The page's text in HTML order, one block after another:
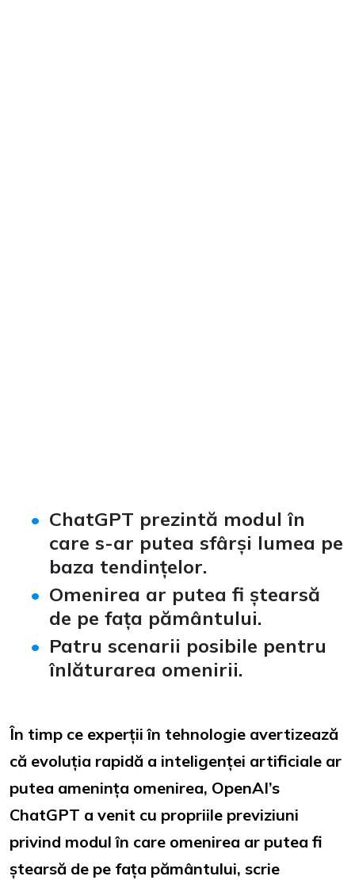
ChatGPT prezintă modul în
care s-ar putea sfârși lumea pe
baza tendințelor.
Omenirea ar putea fi ștearsă
de pe fața pământului.
Patru scenarii posibile pentru
înlăturarea omenirii.
În timp ce experții în tehnologie avertizează
că evoluția rapidă a inteligenței artificiale ar
putea amenința omenirea, OpenAI’s
ChatGPT a venit cu propriile previziuni
privind modul în care omenirea ar putea fi
ștearsă de pe fața pământului, scrie